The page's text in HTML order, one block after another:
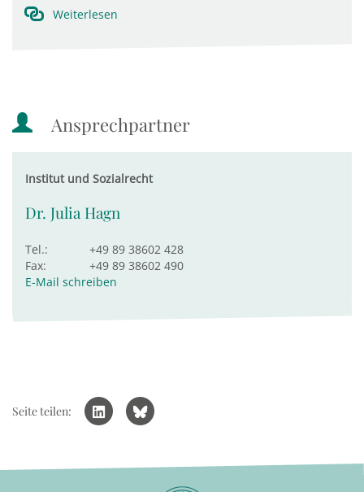
Weiterlesen
Ansprechpartner
Institut und Sozialrecht
Dr. Julia Hagn
Tel.:
+49 89 38602 428
Fax:
+49 89 38602 490
E-Mail schreiben
Seite teilen: